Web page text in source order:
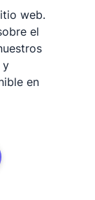
web.
el
y
en